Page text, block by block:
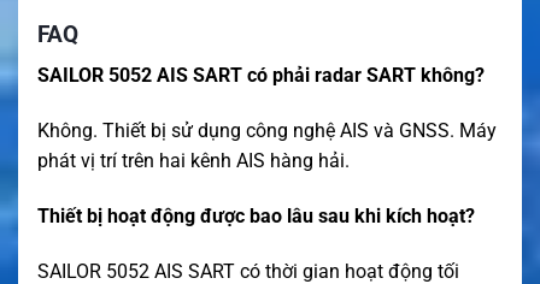
FAQ
SAILOR 5052 AIS SART có phải radar SART không?
Không. Thiết bị sử dụng công nghệ AIS và GNSS. Máy
phát vị trí trên hai kênh AIS hàng hải.
Thiết bị hoạt động được bao lâu sau khi kích hoạt?
SAILOR 5052 AIS SART có thời gian hoạt động tối